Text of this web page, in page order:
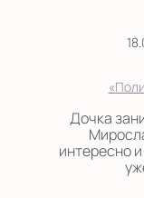
Дочка
интересно